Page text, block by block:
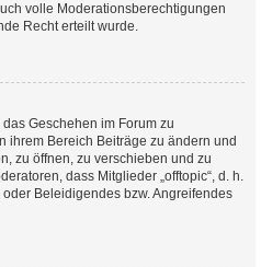
volle Moderationsberechtigungen
Recht erteilt wurde.
Geschehen im Forum zu
ihrem Bereich Beiträge zu ändern und
zu öffnen, zu verschieben und zu
dass Mitglieder „offtopic“, d. h.
Beleidigendes bzw. Angreifendes